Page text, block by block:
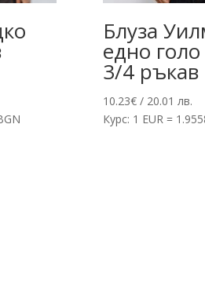
Блуза
едно
3/4 ръкав
10.23€/ 20.01 лв.
Курс: 1 EUR =